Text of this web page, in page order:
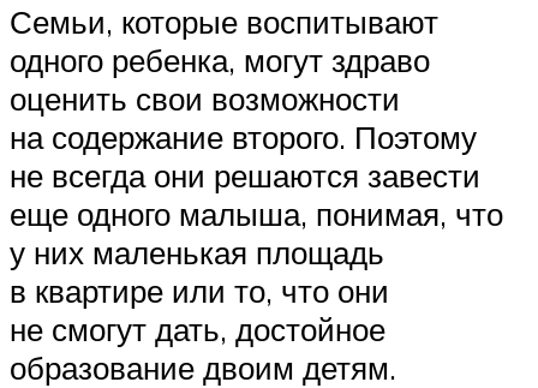
Семьи, которые воспитывают
одного ребенка, могут здраво
оценить свои возможности
на содержание второго. Поэтому
не всегда они решаются завести
еще одного малыша, понимая, что
у них маленькая площадь
в квартире или то, что они
не смогут дать, достойное
образование двоим детям.